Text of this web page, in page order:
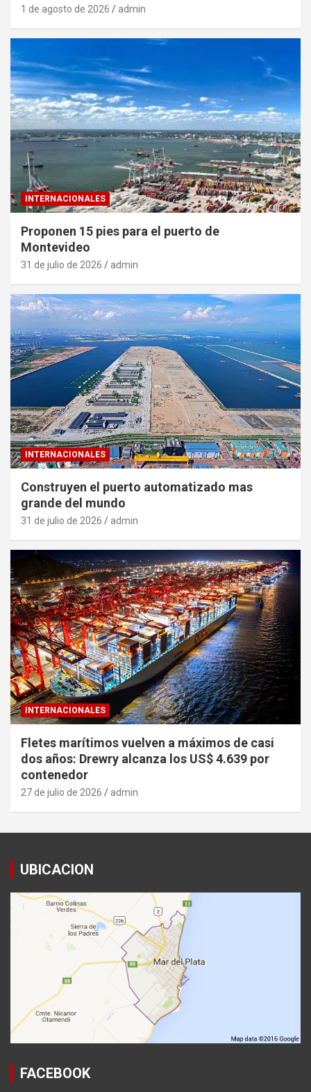
1 de agosto de 2026 admin
INTERNACIONALES
Proponen 15 pies para el puerto de
Montevideo
31 de julio de 2026 admin
INTERNACIONALES
Construyen el puerto automatizado mas
grande del mundo
31 de julio de 2026 admin
INTERNACIONALES
Fletes marítimos vuelven a máximos de casi
dos años: Drewry alcanza los US$ 4.639 por
contenedor
27 de julio de 2026 admin
UBICACION
FACEBOOK